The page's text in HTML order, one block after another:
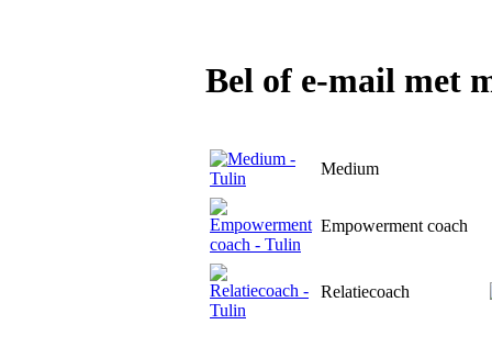
Bel of e-mail met
Medium
Empowerment coach
Relatiecoach